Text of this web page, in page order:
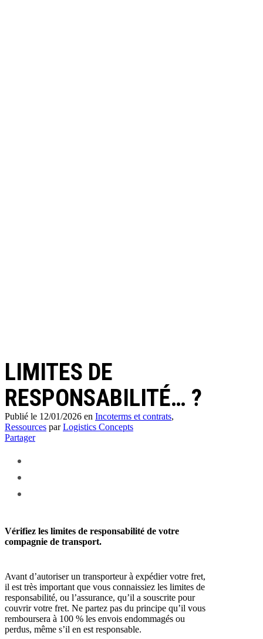
LIMITES DE
RESPONSABILITÉ… ?
Publié le 12/01/2026 en Incoterms et contrats,
Ressources parLogistics Concepts
Partager
Vérifiez les limites de responsabilité de votre
compagnie de transport.
Avant d’autoriser un transporteur à expédier votre fret,
il est très important que vous connaissiez les limites de
responsabilité, ou l’assurance, qu’il a souscrite pour
couvrir votre fret. Ne partez pas du principe qu’il vous
remboursera à 100 % les envois endommagés ou
perdus, même s’il en est responsable.